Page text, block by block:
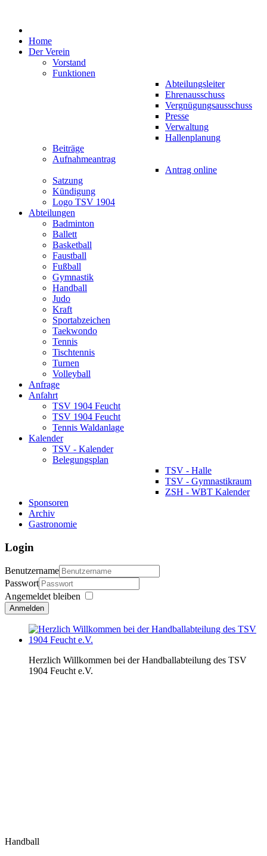
Home
Der Verein
Vorstand
Funktionen
Abteilungsleiter
Ehrenausschuss
Vergnügungsausschuss
Presse
Verwaltung
Hallenplanung
Beiträge
Aufnahmeantrag
Antrag online
Satzung
Kündigung
Logo TSV 1904
Abteilungen
Badminton
Ballett
Basketball
Faustball
Fußball
Gymnastik
Handball
Judo
Kraft
Sportabzeichen
Taekwondo
Tennis
Tischtennis
Turnen
Volleyball
Anfrage
Anfahrt
TSV 1904 Feucht
TSV 1904 Feucht
Tennis Waldanlage
Kalender
TSV - Kalender
Belegungsplan
TSV - Halle
TSV - Gymnastikraum
ZSH - WBT Kalender
Sponsoren
Archiv
Gastronomie
Login
Benutzername
Passwort
Angemeldet bleiben
Anmelden
Herzlich Willkommen bei der Handballabteilung des TSV
1904 Feucht e.V.
Handball